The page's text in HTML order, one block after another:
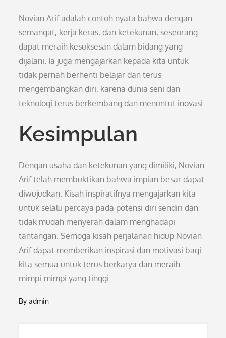
Novian Arif adalah contoh nyata bahwa dengan
semangat, kerja keras, dan ketekunan, seseorang
dapat meraih kesuksesan dalam bidang yang
dijalani. Ia juga mengajarkan kepada kita untuk
tidak pernah berhenti belajar dan terus
mengembangkan diri, karena dunia seni dan
teknologi terus berkembang dan menuntut inovasi.
Kesimpulan
Dengan usaha dan ketekunan yang dimiliki, Novian
Arif telah membuktikan bahwa impian besar dapat
diwujudkan. Kisah inspiratifnya mengajarkan kita
untuk selalu percaya pada potensi diri sendiri dan
tidak mudah menyerah dalam menghadapi
tantangan. Semoga kisah perjalanan hidup Novian
Arif dapat memberikan inspirasi dan motivasi bagi
kita semua untuk terus berkarya dan meraih
mimpi-mimpi yang tinggi.
Byadmin